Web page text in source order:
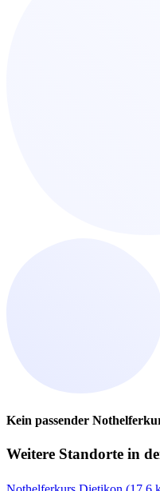
Kein passender
Weitere Standorte in